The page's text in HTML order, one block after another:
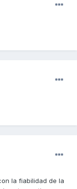
la fiabilidad de la